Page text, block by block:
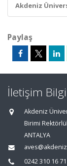
Akdeniz
Paylaş
İletişim
Akdeniz
Birimi
ANTALYA
0242 310 16 71